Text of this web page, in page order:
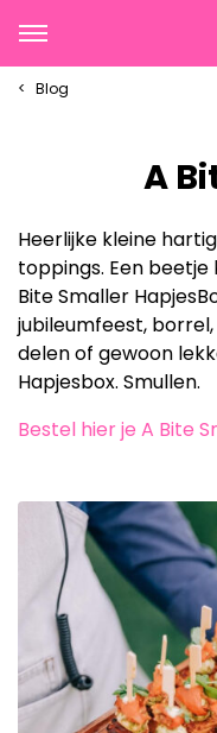
Blog
A
Heerlijke kleine
toppings. Een beetje
Bite Smaller
jubileumfeest,
delen of gewoon
Hapjesbox. Smullen.
Bestel hier je A Bite